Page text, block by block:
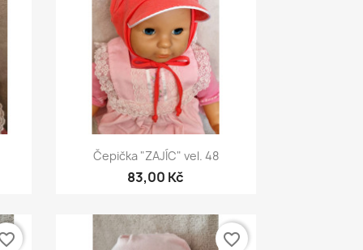
Rychlý náhled
Čepička "ZAJÍC" vel. 48
83,00 Kč
favorite_border